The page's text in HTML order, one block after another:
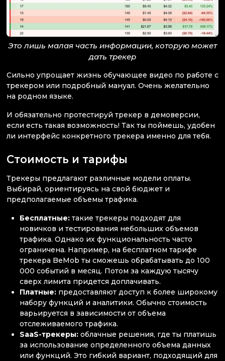
Это лишь малая часть информации, которую может
дать трекер
Сильно упрощает жизнь обучающее видео по работе с
трекером или подробный мануал. Очень желательно
на родном языке.
И обязательно протестируй трекер в демоверсии,
если есть такая возможность! Так ты поймешь, удобен
ли интерфейс конкретного трекера именно для тебя.
Стоимость и тарифы
Трекеры предлагают различные модели оплаты.
Выбирай, ориентируясь на свой бюджет и
предполагаемые объемы трафика.
Бесплатные: такие трекеры подходят для
новичков и тестирования небольших объемов
трафика. Однако их функциональность часто
ограничена. Например, на бесплатном тарифе
трекера BeMob ты сможешь обрабатывать до 100
000 событий в месяц. Потом за каждую тысячу
сверх лимита придется доплачивать.
Платные: предоставляют доступ к более широкому
набору функций и аналитики. Обычно стоимость
варьируется в зависимости от объема
отслеживаемого трафика.
SaaS-трекеры: облачные решения, где ты платишь
за использование определенного объема данных
или функций. Это гибкий вариант, подходящий для